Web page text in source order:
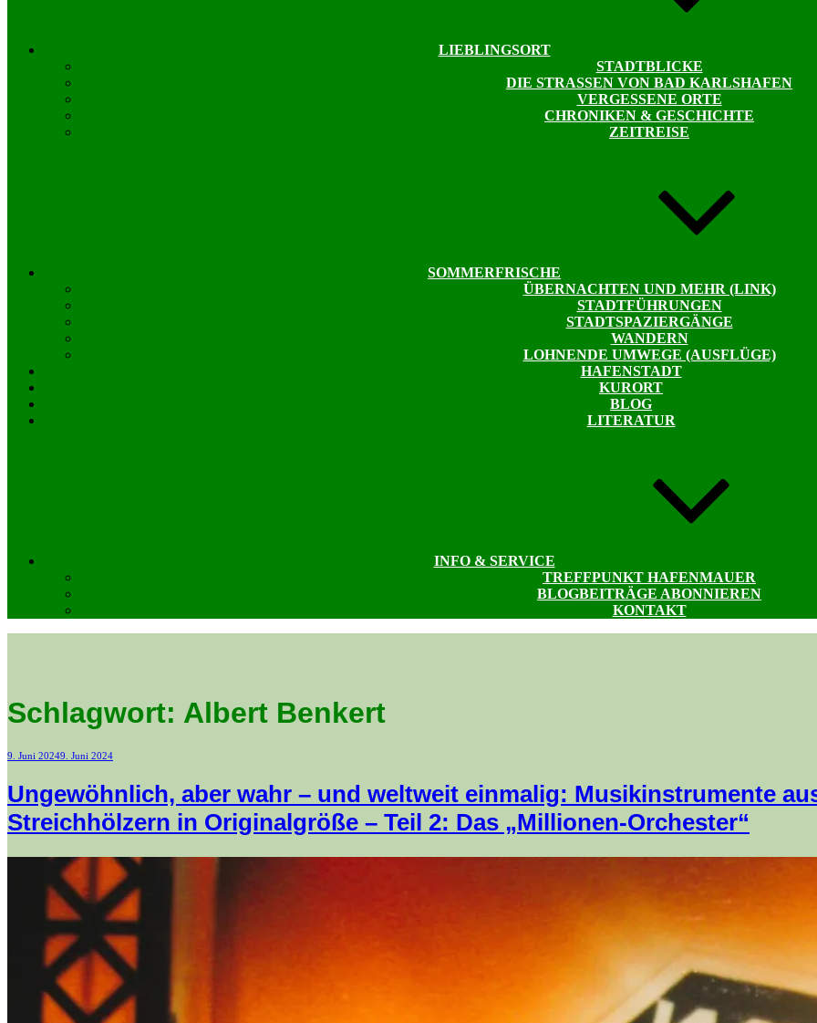
LIEBLINGSORT
STADTBLICKE
DIE STRASSEN VON BAD KARLSHAFEN
VERGESSENE ORTE
CHRONIKEN & GESCHICHTE
ZEITREISE
SOMMERFRISCHE
ÜBERNACHTEN UND MEHR (LINK)
STADTFÜHRUNGEN
STADTSPAZIERGÄNGE
WANDERN
LOHNENDE UMWEGE (AUSFLÜGE)
HAFENSTADT
KURORT
BLOG
LITERATUR
INFO & SERVICE
TREFFPUNKT HAFENMAUER
BLOGBEITRÄGE ABONNIEREN
KONTAKT
Schlagwort: Albert Benkert
Veröffentlicht
9. Juni 20249. Juni 2024
Ungewöhnlich, aber wahr – und weltweit einmalig: Musikinstrumente
Streichhölzern in Originalgröße – Teil 2: Das „Millionen-Orchester“